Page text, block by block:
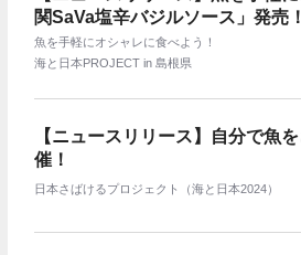
関SaVa塩辛バジルソース」発売！
魚を手軽にオシャレに食べよう！
海と日本PROJECT in 島根県
【ニュースリリース】自分で魚
催！
日本さばけるプロジェクト（海と日本2024）